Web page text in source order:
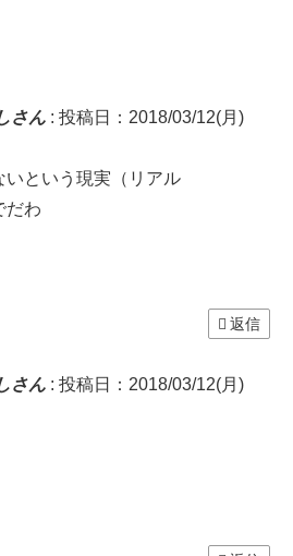
さん : 投稿日：2018/03/12(月)
いという現実（リアル
だわ
返信
さん : 投稿日：2018/03/12(月)